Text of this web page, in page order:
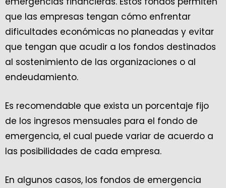
que las empresas tengan cómo enfrentar
dificultades económicas no planeadas y evitar
que tengan que acudir a los fondos destinados
al sostenimiento de las organizaciones o al
endeudamiento.
Es recomendable que exista un porcentaje fijo
de los ingresos mensuales para el fondo de
emergencia, el cual puede variar de acuerdo a
las posibilidades de cada empresa.
En algunos casos, los fondos de emergencia